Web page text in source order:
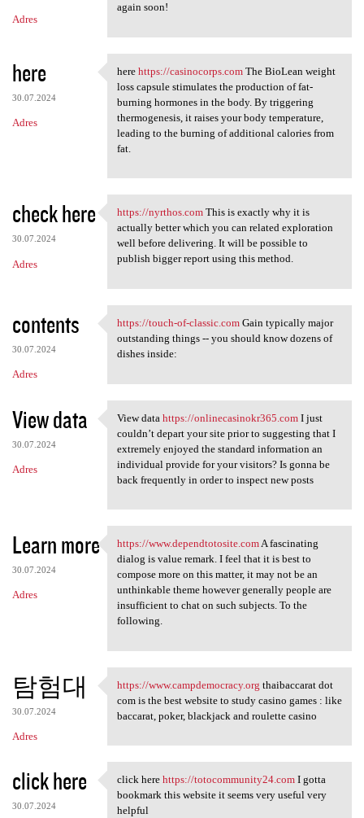
Adres
again soon!
here
30.07.2024
Adres
here https://casinocorps
here https://casinocorps.comThe BioLean weight
loss capsule stimulates the production of fat-
burning hormones in the body. By triggering
thermogenesis, it raises your body temperature,
leading to the burning of additional calories from
fat.
check here
30.07.2024
Adres
https://nyrthos.com This is
https://nyrthos.comThis is exactly why it is
actually better which you can related exploration
well before delivering. It will be possible to
publish bigger report using this method.
contents
30.07.2024
Adres
https://touch-of-classic.com
https://touch-of-classic.comGain typically major
outstanding things -- you should know dozens of
dishes inside:
View data
30.07.2024
Adres
View data https:/
View data https://onlinecasinokr365.comI just
couldn’t depart your site prior to suggesting that I
extremely enjoyed the standard information an
individual provide for your visitors? Is gonna be
back frequently in order to inspect new posts
Learn more
30.07.2024
Adres
https://www.dependtotosite
https://www.dependtotosite.comA fascinating
dialog is value remark. I feel that it is best to
compose more on this matter, it may not be an
unthinkable theme however generally people are
insufficient to chat on such subjects. To the
following.
탐험대
30.07.2024
Adres
https://www.campdemocracy.org
https://www.campdemocracy.org thaibaccarat dot
com is the best website to study casino games : like
baccarat, poker, blackjack and roulette casino
click here
30.07.2024
click here https:/
click here https://totocommunity24.comI gotta
bookmark this website it seems very useful very
helpful